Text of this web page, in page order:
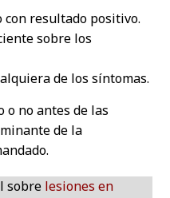
resultado positivo.
sobre los
de los síntomas.
o no antes de las
de la
sobre lesiones en